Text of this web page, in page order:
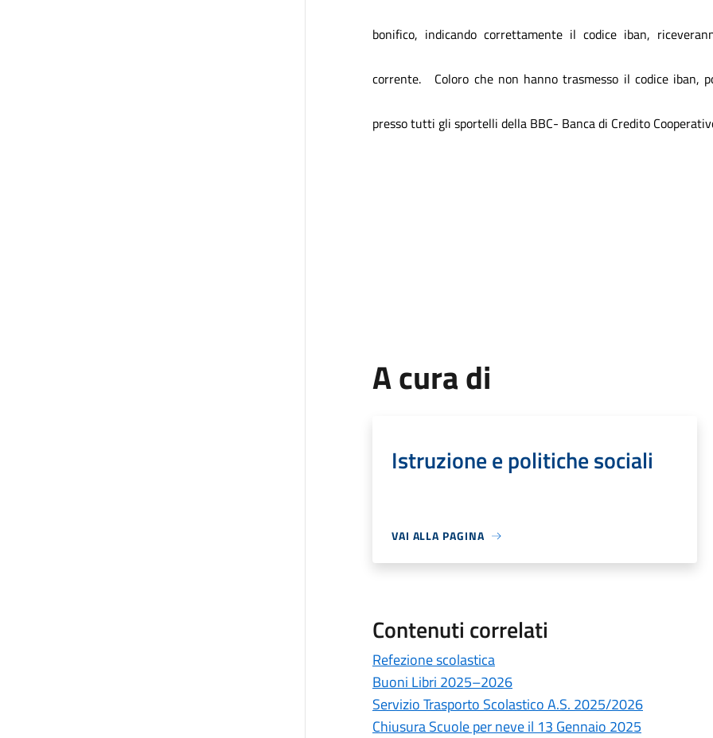
bonifico, indicando correttamente il codice iban,
corrente. Coloro che non hanno trasmesso il codice iban,
presso tutti gli sportelli della BBC- Bancadi Credito
A cura di
Istruzione e politiche sociali
VAI ALLA PAGINA
Contenuti correlati
Refezione scolastica
Buoni Libri 2025–2026
Servizio Trasporto Scolastico A.S. 2025/2026
Chiusura Scuole per neve il 13 Gennaio 2025